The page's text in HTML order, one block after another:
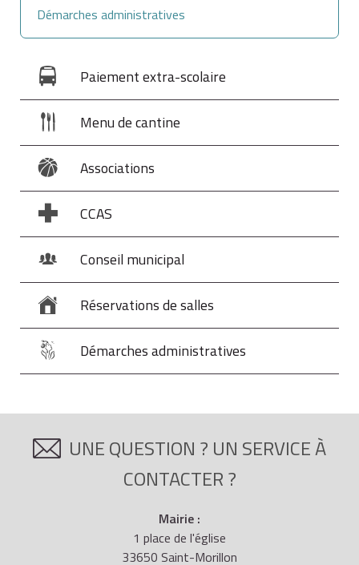
Démarches administratives
Paiement extra-scolaire
Menu de cantine
Associations
CCAS
Conseil municipal
Réservations de salles
Démarches administratives
UNE QUESTION ? UN SERVICE À
CONTACTER ?
Mairie :
1 place de l'église
33650 Saint-Morillon